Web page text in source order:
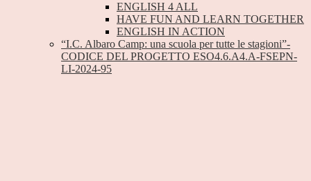
ENGLISH 4 ALL
HAVE FUN AND LEARN TOGETHER
ENGLISH IN ACTION
“I.C. Albaro Camp: una scuola per tutte le stagioni”-
CODICE DEL PROGETTO ESO4.6.A4.A-FSEPN-
LI-2024-95